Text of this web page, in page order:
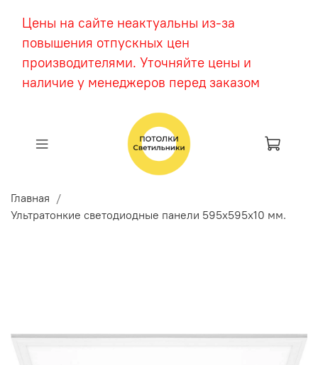
Цены на сайте неактуальны из-за
повышения отпускных цен
производителями. Уточняйте цены и
наличие у менеджеров перед заказом
Главная
Ультратонкие светодиодные панели 595х595х10 мм.